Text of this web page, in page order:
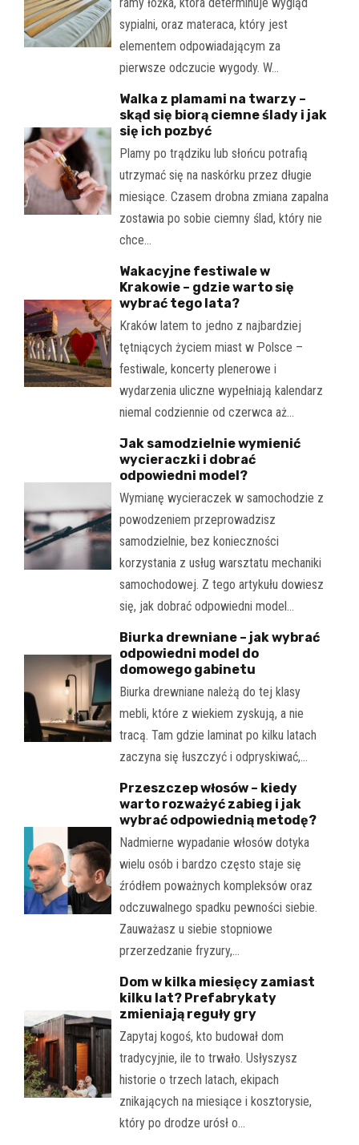
sypialni, oraz materaca, który jest
elementem odpowiadającym za
pierwsze odczucie wygody. W…
Walka z plamami na twarzy –
skąd się biorą ciemne ślady i jak
się ich pozbyć
Plamy po trądziku lub słońcu potrafią
utrzymać się na naskórku przez długie
miesiące. Czasem drobna zmiana zapalna
zostawia po sobie ciemny ślad, który nie
chce…
Wakacyjne festiwale w
Krakowie – gdzie warto się
wybrać tego lata?
Kraków latem to jedno z najbardziej
tętniących życiem miast w Polsce –
festiwale, koncerty plenerowe i
wydarzenia uliczne wypełniają kalendarz
niemal codziennie od czerwca aż…
Jak samodzielnie wymienić
wycieraczki i dobrać
odpowiedni model?
Wymianę wycieraczek w samochodzie z
powodzeniem przeprowadzisz
samodzielnie, bez konieczności
korzystania z usług warsztatu mechaniki
samochodowej. Z tego artykułu dowiesz
się, jak dobrać odpowiedni model…
Biurka drewniane – jak wybrać
odpowiedni model do
domowego gabinetu
Biurka drewniane należą do tej klasy
mebli, które z wiekiem zyskują, a nie
tracą. Tam gdzie laminat po kilku latach
zaczyna się łuszczyć i odpryskiwać,…
Przeszczep włosów – kiedy
warto rozważyć zabieg i jak
wybrać odpowiednią metodę?
Nadmierne wypadanie włosów dotyka
wielu osób i bardzo często staje się
źródłem poważnych kompleksów oraz
odczuwalnego spadku pewności siebie.
Zauważasz u siebie stopniowe
przerzedzanie fryzury,…
Dom w kilka miesięcy zamiast
kilku lat? Prefabrykaty
zmieniają reguły gry
Zapytaj kogoś, kto budował dom
tradycyjnie, ile to trwało. Usłyszysz
historie o trzech latach, ekipach
znikających na miesiące i kosztorysie,
który po drodze urósł o…